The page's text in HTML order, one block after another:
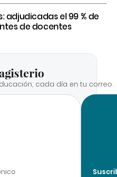
adjudicadas el 99 % de
de docentes
cada día en tu correo.